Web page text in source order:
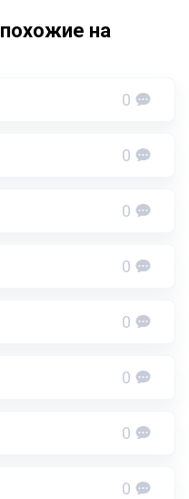
на
0
0
0
0
0
0
0
0